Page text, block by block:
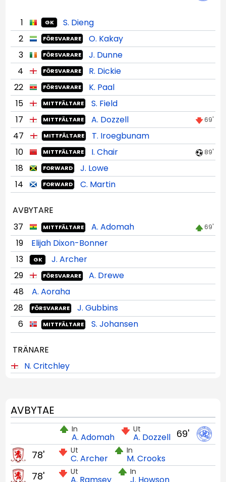
1 GK
S. Dieng
2
FÖRSVARARE
O. Kakay
3
FÖRSVARARE
J. Dunne
4
FÖRSVARARE
R. Dickie
22
FÖRSVARARE
K. Paal
15
MITTFÄLTARE
S. Field
17
MITTFÄLTARE A. Dozzell 69'
47 MITTFÄLTARE
T. Iroegbunam
10
MITTFÄLTARE I. Chair 89'
18 FORWARD
J. Lowe
14
FORWARD C. Martin
AVBYTARE
37
MITTFÄLTARE A. Adomah 69'
19
Elijah Dixon-Bonner
13
GK
J. Archer
29
FÖRSVARARE
A. Drewe
48
A. Aoraha
28
FÖRSVARARE
J. Gubbins
6
MITTFÄLTARE S. Johansen
TRÄNARE
N. Critchley
AVBYTAE
69'
Ut
A. Dozzell
In
A. Adomah
Ut
C. Archer
In
M. Crooks
78'
Ut
A. Ramsey
In
J. Howson
78'